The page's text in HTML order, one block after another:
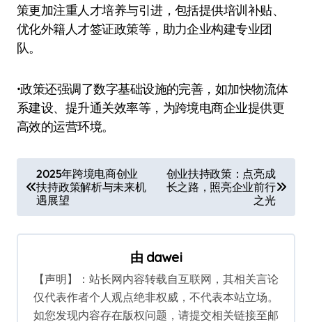
策更加注重人才培养与引进，包括提供培训补贴、
优化外籍人才签证政策等，助力企业构建专业团
队。
•政策还强调了数字基础设施的完善，如加快物流体
系建设、提升通关效率等，为跨境电商企业提供更
高效的运营环境。
章
导
航
2025年跨境电商创业
扶持政策解析与未来机
遇展望
创业扶持政策：点亮成
长之路，照亮企业前行
之光
由 dawei
【声明】：站长网内容转载自互联网，其相关言论
仅代表作者个人观点绝非权威，不代表本站立场。
如您发现内容存在版权问题，请提交相关链接至邮